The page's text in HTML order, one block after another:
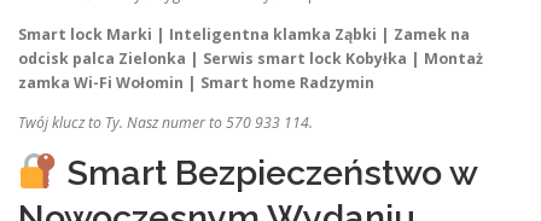
Smart lock Marki | Inteligentna klamka Ząbki | Zamek na
odcisk palca Zielonka | Serwis smart lock Kobyłka | Montaż
zamka Wi-Fi Wołomin | Smart home Radzymin
Twój klucz to Ty. Nasz numer to 570 933 114.
Smart Bezpieczeństwo w